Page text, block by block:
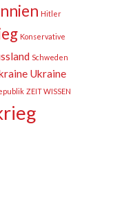
Hitler
Konservative
Schweden
Ukraine
ZEIT WISSEN